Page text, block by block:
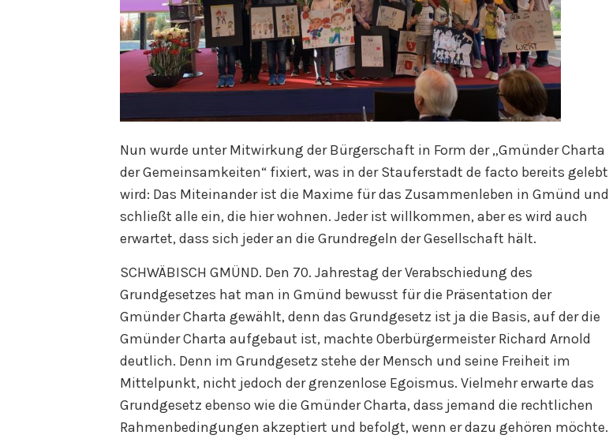
Nun wurde unter Mitwirkung der Bürgerschaft in Form der „Gmünder Charta
der Gemeinsamkeiten“ fixiert, was in der Stauferstadt de facto bereits gelebt
wird: Das Miteinander ist die Maxime für das Zusammenleben in Gmünd und
schließt alle ein, die hier wohnen. Jeder ist willkommen, aber es wird auch
erwartet, dass sich jeder an die Grundregeln der Gesellschaft hält.
SCHWÄBISCH GMÜND. Den 70. Jahrestag der Verabschiedung des
Grundgesetzes hat man in Gmünd bewusst für die Präsentation der
Gmünder Charta gewählt, denn das Grundgesetz ist ja die Basis, auf der die
Gmünder Charta aufgebaut ist, machte Oberbürgermeister Richard Arnold
deutlich. Denn im Grundgesetz stehe der Mensch und seine Freiheit im
Mittelpunkt, nicht jedoch der grenzenlose Egoismus. Vielmehr erwarte das
Grundgesetz ebenso wie die Gmünder Charta, dass jemand die rechtlichen
Rahmenbedingungen akzeptiert und befolgt, wenn er dazu gehören möchte.